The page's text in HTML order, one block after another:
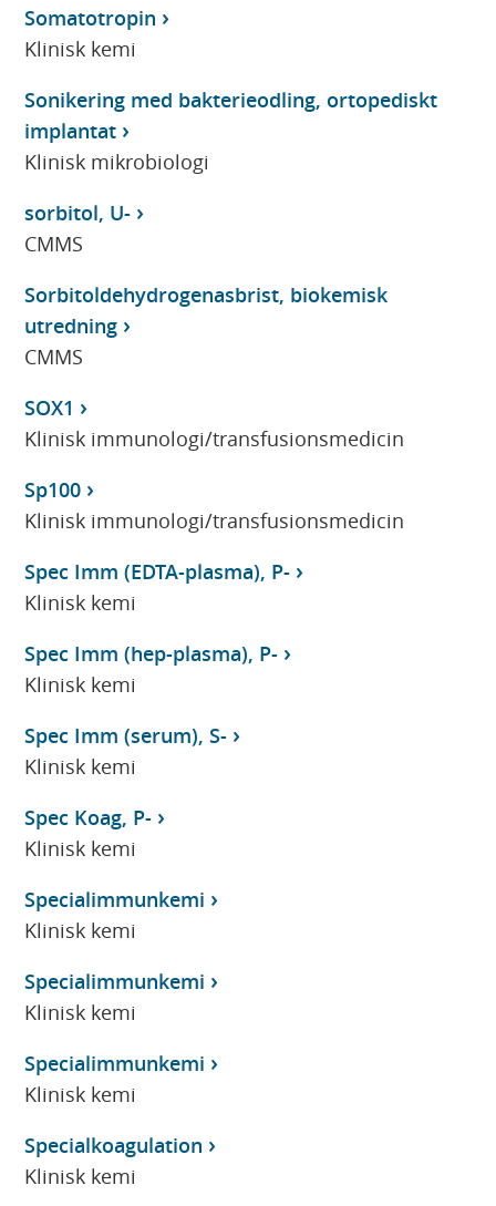
Somatotropin
Klinisk kemi
Sonikering med bakterieodling, ortopediskt
implantat
Klinisk mikrobiologi
sorbitol, U-
CMMS
Sorbitoldehydrogenasbrist, biokemisk
utredning
CMMS
SOX1
Klinisk immunologi/transfusionsmedicin
Sp100
Klinisk immunologi/transfusionsmedicin
Spec Imm (EDTA-plasma), P-
Klinisk kemi
Spec Imm (hep-plasma), P-
Klinisk kemi
Spec Imm (serum), S-
Klinisk kemi
Spec Koag, P-
Klinisk kemi
Specialimmunkemi
Klinisk kemi
Specialimmunkemi
Klinisk kemi
Specialimmunkemi
Klinisk kemi
Specialkoagulation
Klinisk kemi